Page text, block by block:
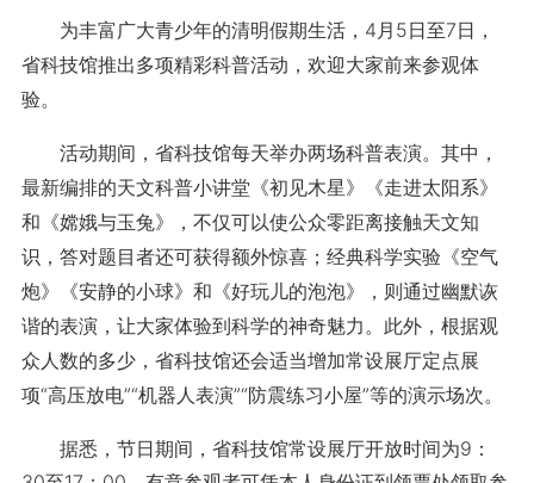
为丰富广大青少年的清明假期生活，4月5日至7日，
省科技馆推出多项精彩科普活动，欢迎大家前来参观体
验。
活动期间，省科技馆每天举办两场科普表演。其中，
最新编排的天文科普小讲堂《初见木星》《走进太阳系》
和《嫦娥与玉兔》，不仅可以使公众零距离接触天文知
识，答对题目者还可获得额外惊喜；经典科学实验《空气
炮》《安静的小球》和《好玩儿的泡泡》，则通过幽默诙
谐的表演，让大家体验到科学的神奇魅力。此外，根据观
众人数的多少，省科技馆还会适当增加常设展厅定点展
项“高压放电”“机器人表演”“防震练习小屋”等的演示场次。
据悉，节日期间，省科技馆常设展厅开放时间为9：